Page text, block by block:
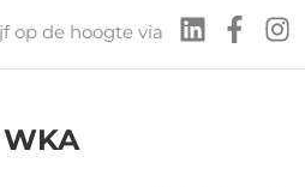
op de hoogte via